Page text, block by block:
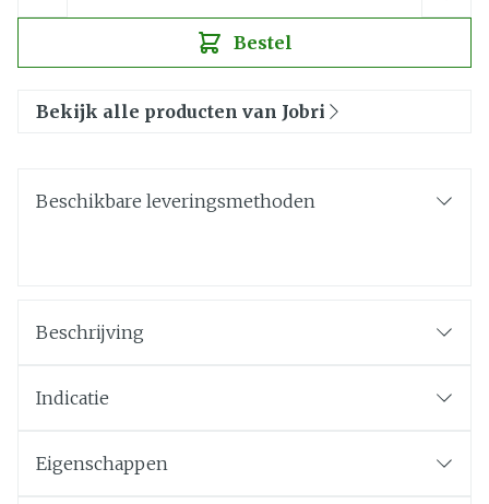
Bestel
Bekijk alle producten van Jobri
Beschikbare leveringsmethoden
Beschrijving
Indicatie
Eigenschappen